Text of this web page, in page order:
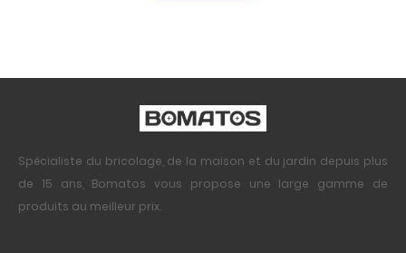
Spécialiste du bricolage, de la maison et du jardin depuis plus
de 15 ans, Bomatos vous propose une large gamme de
produits au meilleur prix.